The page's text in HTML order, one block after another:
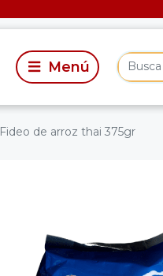
Fideo de arroz thai 375gr